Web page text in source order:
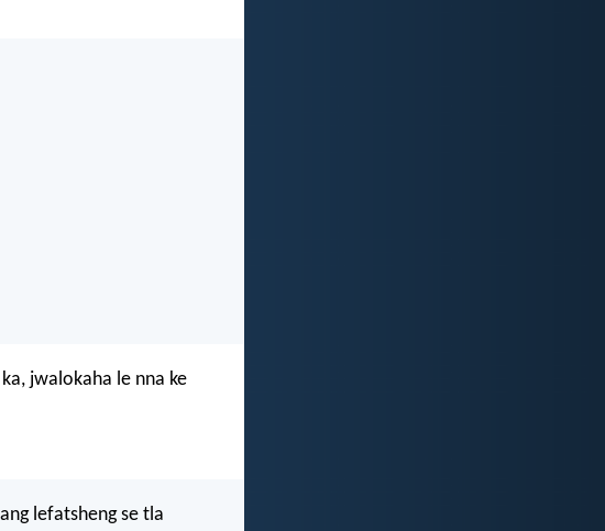
jwalokaha le nna ke
lefatsheng se tla